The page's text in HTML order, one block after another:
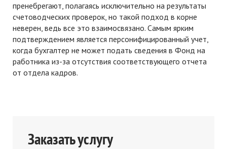
пренебрегают, полагаясь исключительно на результаты
счетоводческих проверок, но такой подход в корне
неверен, ведь все это взаимосвязано. Самым ярким
подтверждением является персонифицированный учет,
когда бухгалтер не может подать сведения в Фонд на
работника из-за отсутствия соответствующего отчета
от отдела кадров.
Заказать услугу